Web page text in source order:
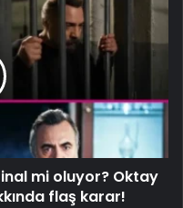
mi oluyor? Oktay
flaş karar!